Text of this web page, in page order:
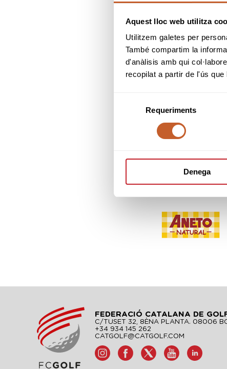
Aquest lloc web utilitza
Utilitzem galetes per
També compartim la
d'anàlisis amb qui
recopilat a partir de l'ús
consentiment
Requeriments
Denega
FEDERACIÓ CATALANA DE
C/TUSET 32, 8ÈNA PLANTA. 08006
+34 934 145 262
CATGOLF@CATGOLF.COM